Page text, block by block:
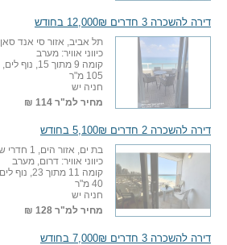
דירה להשכרה 3 חדרים 12,000₪ בחודש
תל אביב, אזור סי אנד סאן, 2 חדרי שינה + סלון
כיווני אוויר: מערב
קומה 9 מתוך 15, נוף לים, שטח דירה
105 מ"ר
חניה יש
מחיר למ"ר 114 ₪
דירה להשכרה 2 חדרים 5,100₪ בחודש
בת ים, אזור הים, 1 חדרי שינה + סלון
כיווני אוויר: דרום, מערב
קומה 11 מתוך 23, נוף לים, שטח דירה
40 מ"ר
חניה יש
מחיר למ"ר 128 ₪
דירה להשכרה 3 חדרים 7,000₪ בחודש